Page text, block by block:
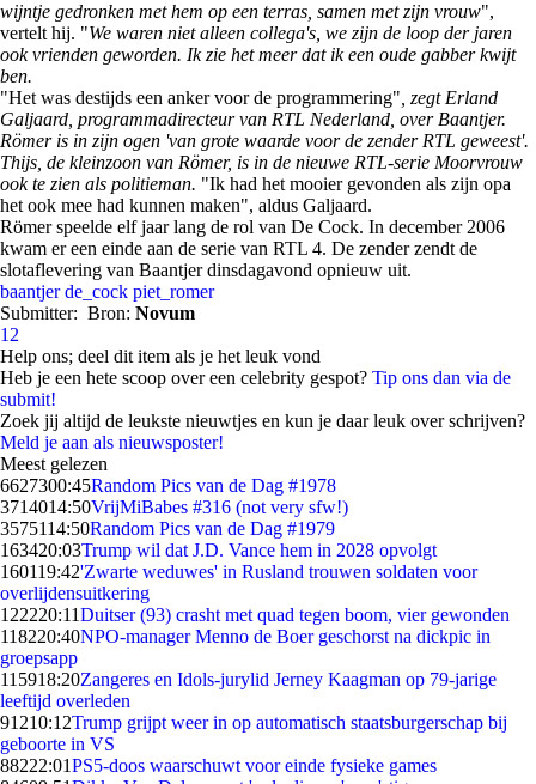
wijntje gedronken met hem op een terras, samen met zijn vrouw",
vertelt hij. "We waren niet alleen collega's, we zijn de loop der jaren
ook vrienden geworden. Ik zie het meer dat ik een oude gabber kwijt
ben.
"Het was destijds een anker voor de programmering" , zegt Erland
Galjaard, programmadirecteur van RTL Nederland, over Baantjer.
Römer is in zijn ogen 'van grote waarde voor de zender RTL geweest'.
Thijs, de kleinzoon van Römer, is in de nieuwe RTL-serie Moorvrouw
ook te zien als politieman. "Ik had het mooier gevonden als zijn opa
het ook mee had kunnen maken", aldus Galjaard.
Römer speelde elf jaar lang de rol van De Cock. In december 2006
kwam er een einde aan de serie van RTL 4. De zender zendt de
slotaflevering van Baantjer dinsdagavond opnieuw uit.
baantjer de_cock piet_romer
Submitter: Bron: Novum
12
Help ons; deel dit item als je het leuk vond
Heb je een hete scoop over een celebrity gespot? Tip ons dan via de
submit!
Zoek jij altijd de leukste nieuwtjes en kun je daar leuk over schrijven?
Meld je aan als nieuwsposter!
Meest gelezen
6627300:45Random Pics van de Dag #1978
3714014:50VrijMiBabes #316 (not very sfw!)
3575114:50Random Pics van de Dag #1979
163420:03Trump wil dat J.D. Vance hem in 2028 opvolgt
160119:42'Zwarte weduwes' in Rusland trouwen soldaten voor
overlijdensuitkering
122220:11Duitser (93) crasht met quad tegen boom, vier gewonden
118220:40NPO-manager Menno de Boer geschorst na dickpic in
groepsapp
115918:20Zangeres en Idols-jurylid Jerney Kaagman op 79-jarige
leeftijd overleden
91210:12Trump grijpt weer in op automatisch staatsburgerschap bij
geboorte in VS
88222:01PS5-doos waarschuwt voor einde fysieke games